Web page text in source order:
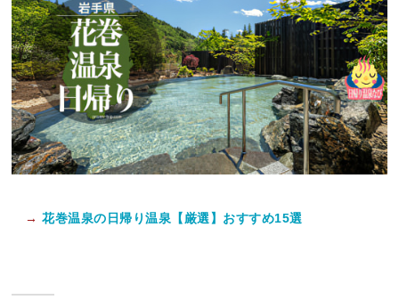
→ 花巻温泉の日帰り温泉【厳選】おすすめ15選